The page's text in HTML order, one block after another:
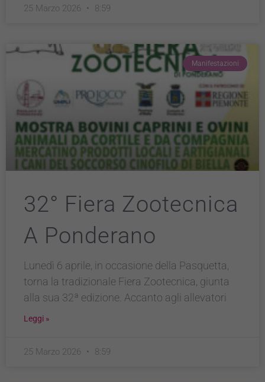
25 Marzo 2026 8:59
Manifestazioni
32° Fiera Zootecnica
A Ponderano
Lunedì 6 aprile, in occasione della Pasquetta,
torna la tradizionale Fiera Zootecnica, giunta
alla sua 32ª edizione. Accanto agli allevatori
Leggi »
25 Marzo 2026 8:59